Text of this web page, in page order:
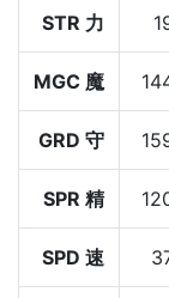
STR 力
MGC 魔
GRD 守
SPR 精
SPD 速